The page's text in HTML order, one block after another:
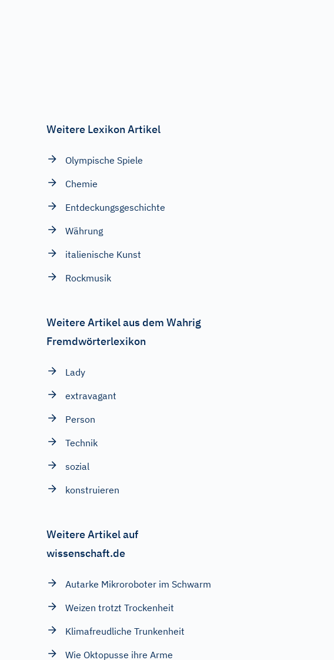
Weitere Lexikon Artikel
Olympische Spiele
Chemie
Entdeckungsgeschichte
Währung
italienische Kunst
Rockmusik
Weitere Artikel aus dem Wahrig
Fremdwörterlexikon
Lady
extravagant
Person
Technik
sozial
konstruieren
Weitere Artikel auf
wissenschaft.de
Autarke Mikroroboter im Schwarm
Weizen trotzt Trockenheit
Klimafreudliche Trunkenheit
Wie Oktopusse ihre Arme